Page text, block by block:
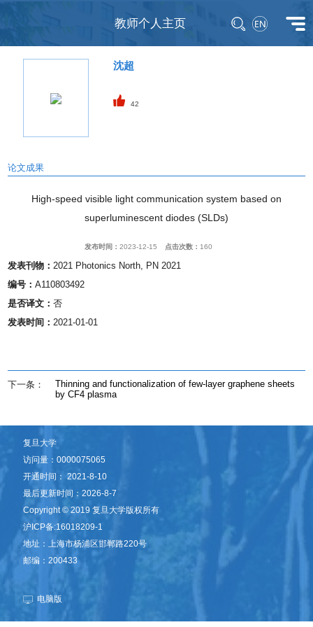
教师个人主页
沈超
42
论文成果
High-speed visible light communication system based on
superluminescent diodes (SLDs)
发布时间：2023-12-15 点击次数： 160
发表刊物：2021 Photonics North, PN 2021
编号：A110803492
是否译文：否
发表时间：2021-01-01
下一条：
Thinning and functionalization of few-layer graphene sheets
by CF4 plasma
复旦大学
访问量：0000075065
开通时间：2021-8-10
最后更新时间：2026-8-7
​Copyright © 2019 复旦大学版权所有
沪ICP备:16018209-1
地址：上海市杨浦区邯郸路220号
邮编：200433
电脑版